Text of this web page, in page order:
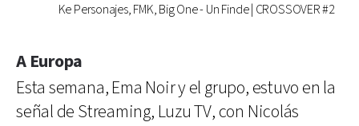
Ke Personajes, FMK, Big One - Un Finde | CROSSOVER #2
A Europa
Esta semana, Ema Noir y el grupo, estuvo en la
señal de Streaming, Luzu TV, con Nicolás